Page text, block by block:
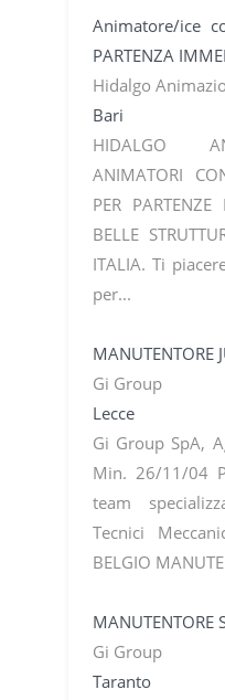
Animatore/ice
PARTENZA
Hidalgo
Bari
HIDALGO
ANIMATORI
PER
BELLE
ITALIA. Ti
per...
MANUTENTORE
Gi Group
Lecce
Gi Group SpA,
Min. 26/11/04
team
Tecnici
BELGIO
MANUTENTORE
Gi Group
Taranto